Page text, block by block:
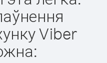
Viber